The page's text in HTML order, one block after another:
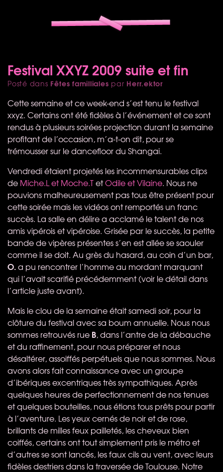
Festival XXYZ 2009 suite et fin
Posté dans Fêtes familliales par Herr.ektor
Cette semaine et ce week-end s’est tenu le festival
xxyz. Certains ont été fidèles à l’événement et ce sont
rendus à plusieurs soirées projection durant la semaine
profitant de l’occasion, m’a-t-on dit, pour se
trémousser sur le dancefloor du Shangai.
Vendredi étaient projetés les incommensurables clips
de Miche.L et Moche.TetOdile et Vilaine. Nous ne
pouvions malheureusement pas tous être présent pour
cette soirée mais les vidéos ont remportés un franc
succès. La salle en délire a acclamé le talent de nos
amis vipérois et vipéroise. Grisée par le succès, la petite
bande de vipères présentes s’en est allée se saouler
comme il se doit. Au grès du hasard, au coin d’un bar,
O.a pu rencontrer l’homme au mordant marquant
qui l’avait scarifié précédemment (voir le détail dans
l’article juste avant).
Mais le clou de la semaine était samedi soir, pour la
clôture du festival avec sa boum annuelle. Nous nous
sommes retrouvés rue B, dans l’antre de la débauche
et du raffinement, pour nous préparer et nous
désaltérer, assoiffés perpétuels que nous sommes. Nous
avons alors fait connaissance avec un groupe
d’ibériques excentriques très sympathiques. Après
quelques heures de perfectionnement de nos tenues
et quelques bouteilles, nous étions tous prêts pour partir
à l’aventure. Les yeux cernés de noir et de rose,
brillants de milles feux pailletés, les cheveux bien
coiffés, certains ont tout simplement pris le métro et
d’autres se sont lancés, les faux cils au vent, avec leurs
fidèles destriers dans la traversée de Toulouse. Notre